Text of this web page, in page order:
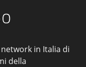
in Italia di
della